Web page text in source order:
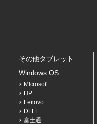
その他タブレット
Windows OS
Microsoft
HP
Lenovo
DELL
富士通